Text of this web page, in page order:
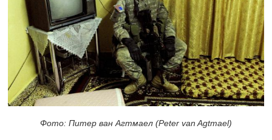
Фото: Питер ван Агтмаел (Peter van Agtmael)